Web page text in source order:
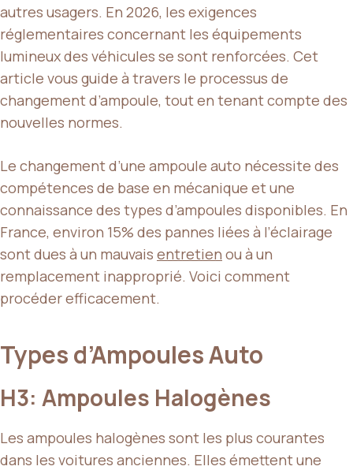
autres usagers. En 2026, les exigences
réglementaires concernant les équipements
lumineux des véhicules se sont renforcées. Cet
article vous guide à travers le processus de
changement d’ampoule, tout en tenant compte des
nouvelles normes.
Le changement d’une ampoule auto nécessite des
compétences de base en mécanique et une
connaissance des types d’ampoules disponibles. En
France, environ 15% des pannes liées à l’éclairage
sont dues à un mauvais entretien ou à un
remplacement inapproprié. Voici comment
procéder efficacement.
Types d’Ampoules Auto
H3: Ampoules Halogènes
Les ampoules halogènes sont les plus courantes
dans les voitures anciennes. Elles émettent une